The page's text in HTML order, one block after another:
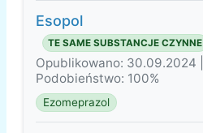
Esopol
TE SAME SUBSTANCJE CZYNNE
Opublikowano: 30.09.2024 |
Podobieństwo: 100%
Ezomeprazol